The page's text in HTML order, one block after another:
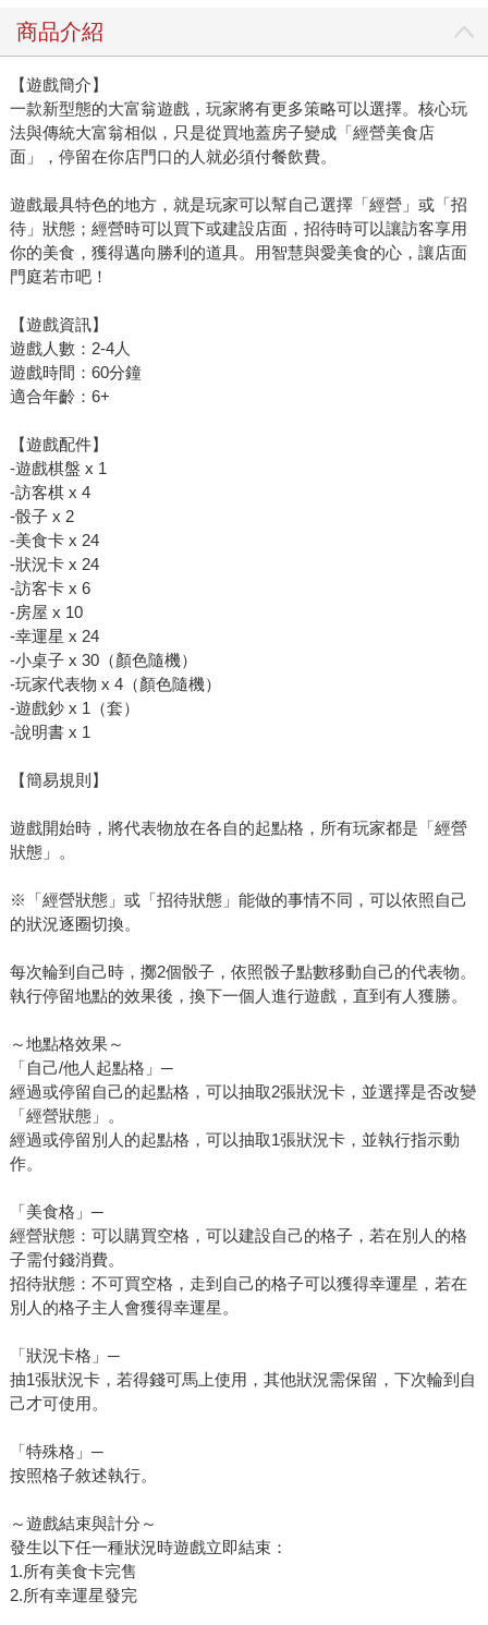
商品介紹
【遊戲簡介】
一款新型態的大富翁遊戲，玩家將有更多策略可以選擇。核心玩
法與傳統大富翁相似，只是從買地蓋房子變成「經營美食店
面」，停留在你店門口的人就必須付餐飲費。
遊戲最具特色的地方，就是玩家可以幫自己選擇「經營」或「招
待」狀態；經營時可以買下或建設店面，招待時可以讓訪客享用
你的美食，獲得邁向勝利的道具。用智慧與愛美食的心，讓店面
門庭若市吧！
【遊戲資訊】
遊戲人數：2-4人
遊戲時間：60分鐘
適合年齡：6+
【遊戲配件】
-遊戲棋盤 x 1
-訪客棋 x 4
-骰子 x 2
-美食卡 x 24
-狀況卡 x 24
-訪客卡 x 6
-房屋 x 10
-幸運星 x 24
-小桌子 x 30（顏色隨機）
-玩家代表物 x 4（顏色隨機）
-遊戲鈔 x 1（套）
-說明書 x 1
【簡易規則】
遊戲開始時，將代表物放在各自的起點格，所有玩家都是「經營
狀態」。
※「經營狀態」或「招待狀態」能做的事情不同，可以依照自己
的狀況逐圈切換。
每次輪到自己時，擲2個骰子，依照骰子點數移動自己的代表物。
執行停留地點的效果後，換下一個人進行遊戲，直到有人獲勝。
～地點格效果～
「自己/他人起點格」─
經過或停留自己的起點格，可以抽取2張狀況卡，並選擇是否改變
「經營狀態」。
經過或停留別人的起點格，可以抽取1張狀況卡，並執行指示動
作。
「美食格」─
經營狀態：可以購買空格，可以建設自己的格子，若在別人的格
子需付錢消費。
招待狀態：不可買空格，走到自己的格子可以獲得幸運星，若在
別人的格子主人會獲得幸運星。
「狀況卡格」─
抽1張狀況卡，若得錢可馬上使用，其他狀況需保留，下次輪到自
己才可使用。
「特殊格」─
按照格子敘述執行。
～遊戲結束與計分～
發生以下任一種狀況時遊戲立即結束：
1.所有美食卡完售
2.所有幸運星發完